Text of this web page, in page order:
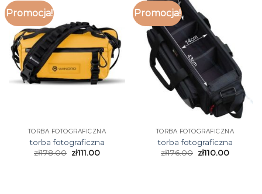
Promocja!
TORBA FOTOGRAFICZNA
torba fotograficzna
zł178.00 zł111.00
Promocja!
TORBA FOTOGRAFICZNA
torba fotograficzna
zł176.00 zł110.00